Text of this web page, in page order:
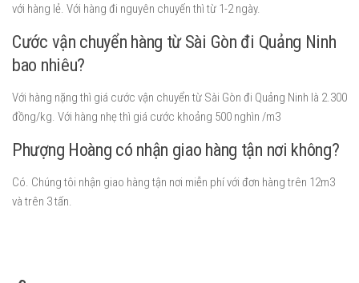
với hàng lẻ. Với hàng đi nguyên chuyến thì từ 1-2 ngày.
Cước vận chuyển hàng từ Sài Gòn đi Quảng Ninh
bao nhiêu?
Với hàng nặng thì giá cước vận chuyển từ Sài Gòn đi Quảng Ninh là 2.300
đồng/kg. Với hàng nhẹ thì giá cước khoảng 500 nghìn /m3
Phượng Hoàng có nhận giao hàng tận nơi không?
Có. Chúng tôi nhận giao hàng tận nơi miễn phí với đơn hàng trên 12m3
và trên 3 tấn.